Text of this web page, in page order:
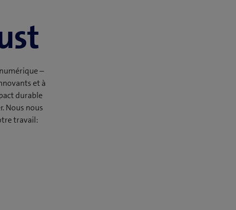
–
et à
durable
Nous nous
travail: